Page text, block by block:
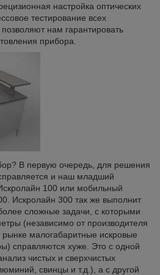
настройка оптических
тестирование всех
нам гарантировать
прибора.
В первую очередь, для решения
и наш младший
100 или мобильный
Искролайн 300 так же выполнит
сложные задачи, с которыми
(независимо от производителя
малогабаритные искровые
справляются хуже. Это с одной
чистых и сверхчистых
свинцы и т.д.), а с другой